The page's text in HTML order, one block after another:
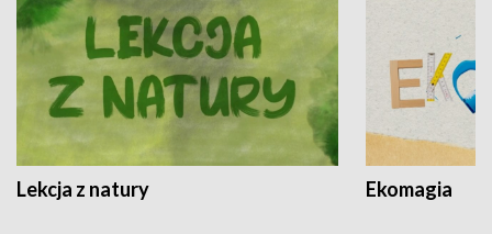
Lekcja z natury Ekomagia